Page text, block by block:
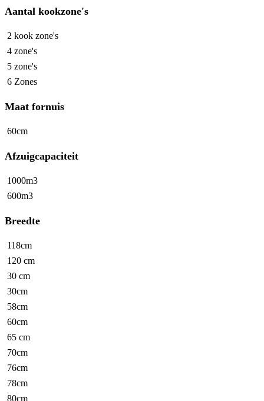
Aantal kookzone's
2 kook zone's
4 zone's
5 zone's
6 Zones
Maat fornuis
60cm
Afzuigcapaciteit
1000m3
600m3
Breedte
118cm
120 cm
30 cm
30cm
58cm
60cm
65 cm
70cm
76cm
78cm
80cm